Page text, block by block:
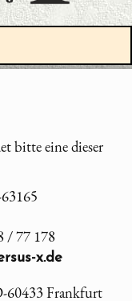
bitte eine dieser
/ 77 178
x.de
60433 Frankfurt